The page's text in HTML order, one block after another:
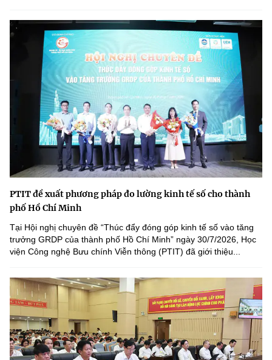
PTIT đề xuất phương pháp đo lường kinh tế số cho thành
phố Hồ Chí Minh
Tại Hội nghị chuyên đề “Thúc đẩy đóng góp kinh tế số vào tăng
trưởng GRDP của thành phố Hồ Chí Minh” ngày 30/7/2026, Học
viện Công nghệ Bưu chính Viễn thông (PTIT) đã giới thiệu...